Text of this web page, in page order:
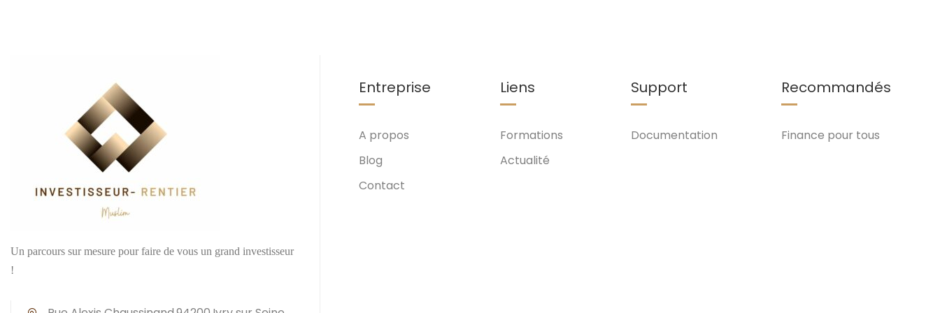
Un parcours sur mesure pour faire de vous un grand investisseur
!
Entreprise
A propos
Blog
Contact
Liens
Formations
Actualité
Support
Documentation
Recommandés
Finance pour tous